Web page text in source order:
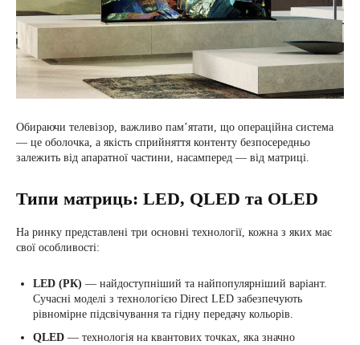
Обираючи телевізор, важливо пам’ятати, що операційна система
— це оболочка, а якість сприйняття контенту безпосередньо
залежить від апаратної частини, насамперед — від матриці.
Типи матриць: LED, QLED та OLED
На ринку представлені три основні технології, кожна з яких має
свої особливості:
LED (РК) — найдоступніший та найпопулярніший варіант.
Сучасні моделі з технологією Direct LED забезпечують
рівномірне підсвічування та гідну передачу кольорів.
QLED — технологія на квантових точках, яка значно